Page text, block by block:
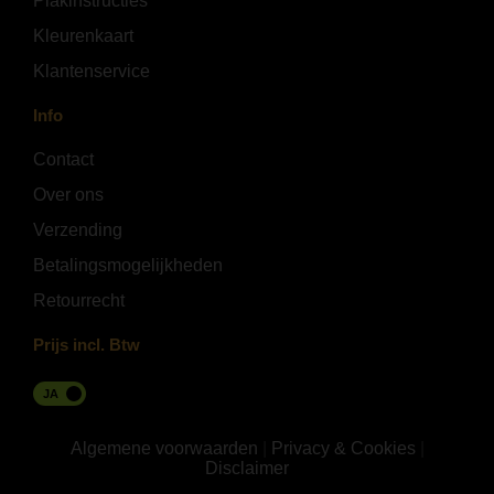
Kleurenkaart
Klantenservice
Info
Contact
Over ons
Verzending
Betalingsmogelijkheden
Retourrecht
Prijs incl. Btw
JA
Algemene voorwaarden Privacy & Cookies
Disclaimer